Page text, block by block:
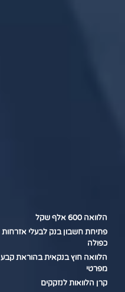
הלוואה 600 אלף שקל
פתיחת חשבון בנק לבעלי אזרחות
כפולה
הלוואה חוץ בנקאית בהוראת קבע
מפרטי
קרן הלוואות לנזקקים